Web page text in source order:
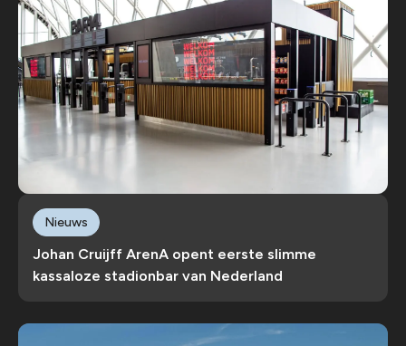
Johan Cruijff ArenA opent eerste slimme
kassaloze stadionbar van Nederland
Nieuws